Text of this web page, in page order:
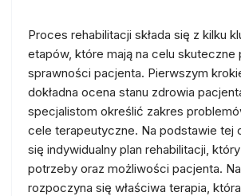
Proces rehabilitacji składa się z kilku
etapów, które mają na celu skuteczne
sprawności pacjenta. Pierwszym
dokładna ocena stanu zdrowia
specjalistom określić zakres
cele terapeutyczne. Na podstawie tej
się indywidualny plan rehabilitacji,
potrzeby oraz możliwości pacjenta.
rozpoczyna się właściwa terapia,